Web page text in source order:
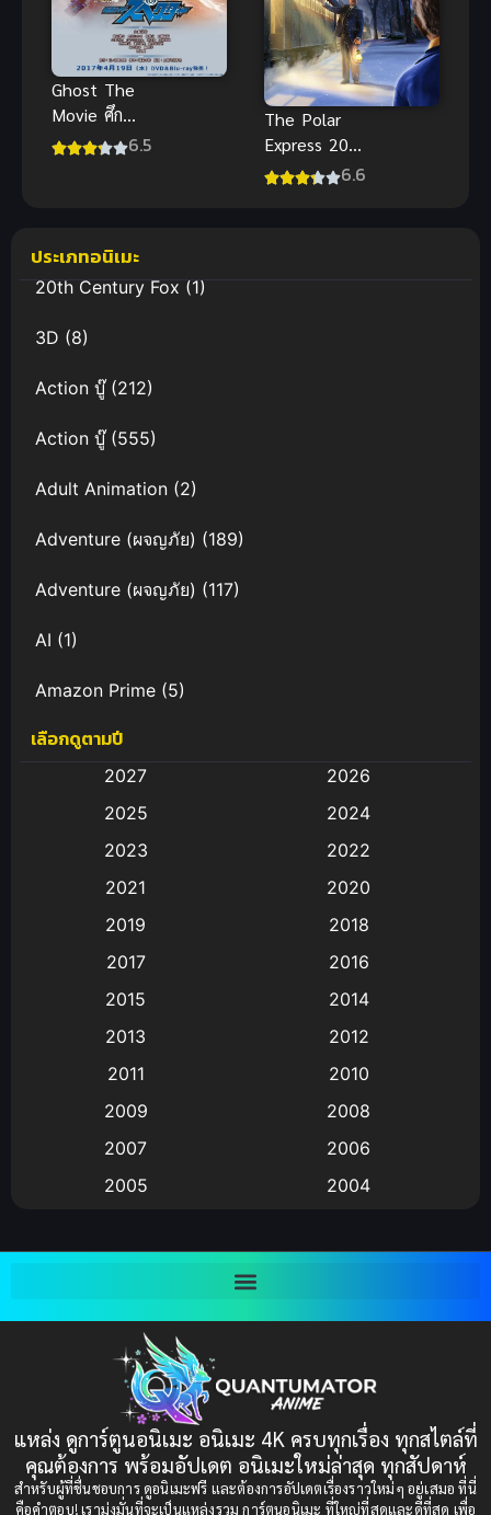
Ghost The
Movie ศึก
100 อายคอน
6.5
The Polar
Express 2004
เดอะโพลาร์6.6
ประเภทอนิเมะ
20th Century Fox(1)
3D (8)
Action บู๊(212)
Action บู๊(555)
Adult Animation (2)
Adventure (ผจญภัย) (189)
Adventure (ผจญภัย) (117)
AI (1)
Amazon Prime (5)
Anal (ประตูหลัง)
Animation การ์ตูน
Animation อนิเมะ
Animation แอนิเมชั่น
(9)
Big tits (นมใหญ่)
Bitch (ผู้หญิงร่าน)
Bondage (ทาส)(1)
(1)
Censored (เซ็นเซอร์)(19)
Comedy (ตลก)(235)
เลือกดูตามปี
2027
2026
2025
2024
2023
2022
2021
2020
2019
2018
2017
2016
2015
2014
2013
2012
2011
2010
2009
2008
2007
2006
2005
2004
1997
1993
1991
1989
1988
1987
1985
แหล่ง ดูการ์ตูนอนิเมะ อนิเมะ 4K ครบทุกเรื่อง ทุกสไตล์ที่
คุณต้องการ พร้อมอัปเดต อนิเมะใหม่ล่าสุด ทุกสัปดาห์
สำหรับผู้ที่ชื่นชอบการ ดูอนิเมะฟรี และต้องการอัปเดตเรื่องราวใหม่ๆ อยู่เสมอ ที่นี่
คือคำตอบ! เรามุ่งมั่นที่จะเป็นแหล่งรวม การ์ตูนอนิเมะ ที่ใหญ่ที่สุดและดีที่สุด เพื่อ